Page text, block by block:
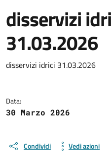
disservizi
31.03.2026
Dettagli del
disservizi idrici 31.03.2026
Data:
30 Marzo 2026
Condividi Vedi azioni